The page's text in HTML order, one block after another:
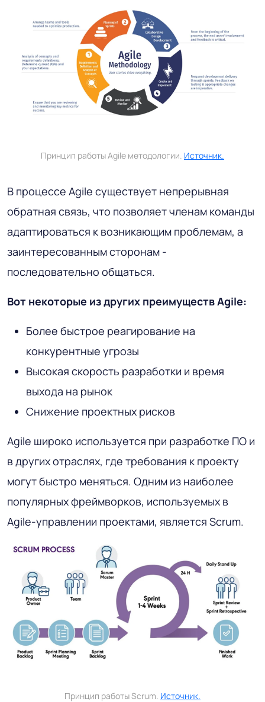
Принцип работы Agile методологии. Источник.
В процессе Agile существует непрерывная
обратная связь, что позволяет членам команды
адаптироваться к возникающим проблемам, а
заинтересованным сторонам -
последовательно общаться.
Вот некоторые из других преимуществ Agile:
Более быстрое реагирование на
конкурентные угрозы
Высокая скорость разработки и время
выхода на рынок
Снижение проектных рисков
Agile широко используется при разработке ПО и
в других отраслях, где требования к проекту
могут быстро меняться. Одним из наиболее
популярных фреймворков, используемых в
Agile-управлении проектами, является Scrum.
Принцип работы Scrum. Источник.